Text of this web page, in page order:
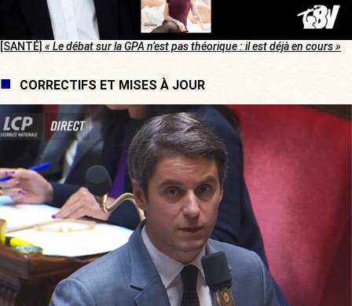
[SANTÉ] « Le débat sur la GPA n’est pas théorique : il est déjà en cours »
CORRECTIFS ET MISES À JOUR